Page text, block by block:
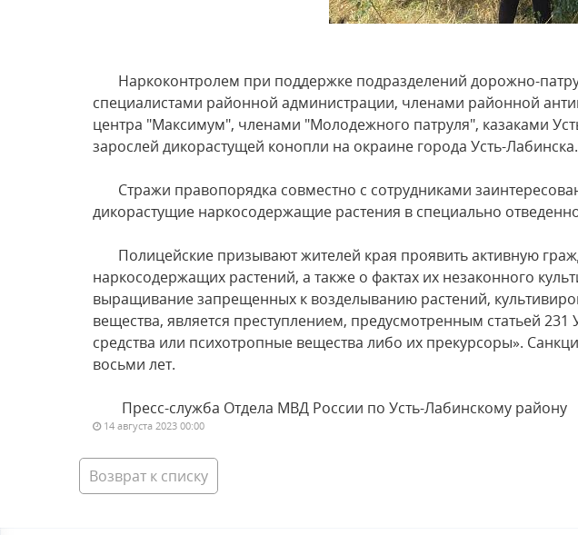
Наркоконтролем при поддержке подразделений дорожно-
специалистами районной администрации, членами районной
центра "Максимум", членами "Молодежного патруля", казаками
зарослей дикорастущей конопли на окраине города Усть-Лабинска.
Стражи правопорядка совместно с сотрудниками
дикорастущие наркосодержащие растения в специально
Полицейские призывают жителей края проявить активную
наркосодержащих растений, а также о фактах их незаконного
выращивание запрещенных к возделыванию растений,
вещества, является преступлением, предусмотренным статьей
средства или психотропные вещества либо их прекурсоры».
восьми лет.
Пресс-служба Отдела МВД России по Усть-Лабинскому району
14 августа 2023 00:00
Возврат к списку